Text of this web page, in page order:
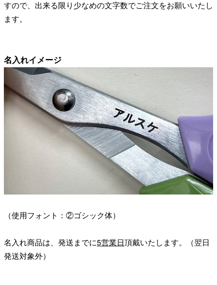
すので、出来る限り少なめの文字数でご注文をお願いいたし
ます。
名入れイメージ
（使用フォント：②ゴシック体）
名入れ商品は、発送までに5営業日頂戴いたします。（翌日
発送対象外）